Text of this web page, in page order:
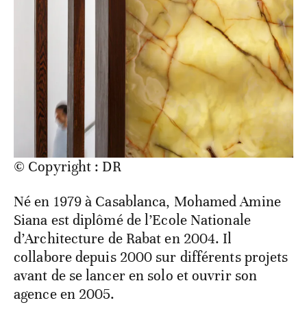
© Copyright : DR
Né en 1979 à Casablanca, Mohamed Amine
Siana est diplômé de l’Ecole Nationale
d’Architecture de Rabat en 2004. Il
collabore depuis 2000 sur différents projets
avant de se lancer en solo et ouvrir son
agence en 2005.